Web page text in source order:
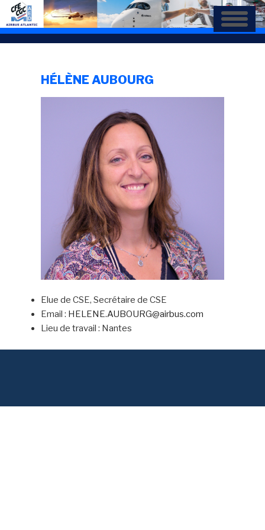
Aller
contenu
HÉLÈNE AUBOURG
Elue de CSE, Secrétaire de CSE
Email : HELENE.AUBOURG@airbus.com
Lieu de travail : Nantes